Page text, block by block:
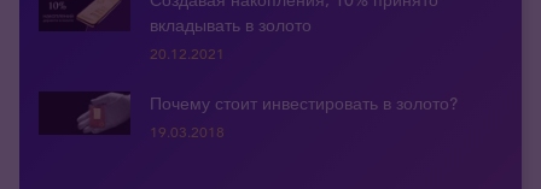
вкладывать в золото
20.12.2021
Почему стоит инвестировать в золото?
19.03.2018